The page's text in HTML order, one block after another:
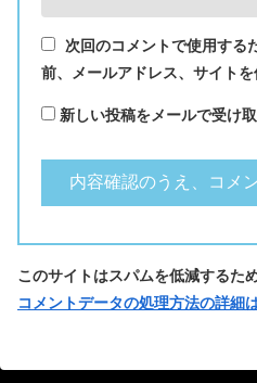
次回のコメントで使用する
前、メールアドレス、サイトを
新しい投稿をメールで受け
このサイトはスパムを低減するた
コメントデータの処理方法の詳細